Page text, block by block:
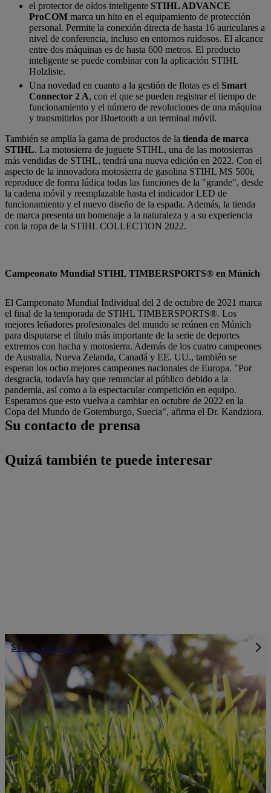
el protector de oídos inteligente STIHL ADVANCE
ProCOM marca un hito en el equipamiento de protección
personal. Permite la conexión directa de hasta 16 auriculares a
nivel de conferencia, incluso en entornos ruidosos. El alcance
entre dos máquinas es de hasta 600 metros. El producto
inteligente se puede combinar con la aplicación STIHL
Holzliste.
Una novedad en cuanto a la gestión de flotas es el Smart
Connector 2 A, con el que se pueden registrar el tiempo de
funcionamiento y el número de revoluciones de una máquina
y transmitirlos por Bluetooth a un terminal móvil.
También se amplía la gama de productos de la tienda de marca
STIHL. La motosierra de juguete STIHL, una de las motosierras
más vendidas de STIHL, tendrá una nueva edición en 2022. Con el
aspecto de la innovadora motosierra de gasolina STIHL MS 500i,
reproduce de forma lúdica todas las funciones de la "grande", desde
la cadena móvil y reemplazable hasta el indicador LED de
funcionamiento y el nuevo diseño de la espada. Además, la tienda
de marca presenta un homenaje a la naturaleza y a su experiencia
con la ropa de la STIHL COLLECTION 2022.
Campeonato Mundial STIHL TIMBERSPORTS® en Múnich
El Campeonato Mundial Individual del 2 de octubre de 2021 marca
el final de la temporada de STIHL TIMBERSPORTS®. Los
mejores leñadores profesionales del mundo se reúnen en Múnich
para disputarse el título más importante de la serie de deportes
extremos con hacha y motosierra. Además de los cuatro campeones
de Australia, Nueva Zelanda, Canadá y EE. UU., también se
esperan los ocho mejores campeones nacionales de Europa. "Por
desgracia, todavía hay que renunciar al público debido a la
pandemia, así como a la espectacular competición en equipo.
Esperamos que esto vuelva a cambiar en octubre de 2022 en la
Copa del Mundo de Gotemburgo, Suecia", afirma el Dr. Kandziora.
Su contacto de prensa
Quizá también te puede interesar
STIHL en cifras